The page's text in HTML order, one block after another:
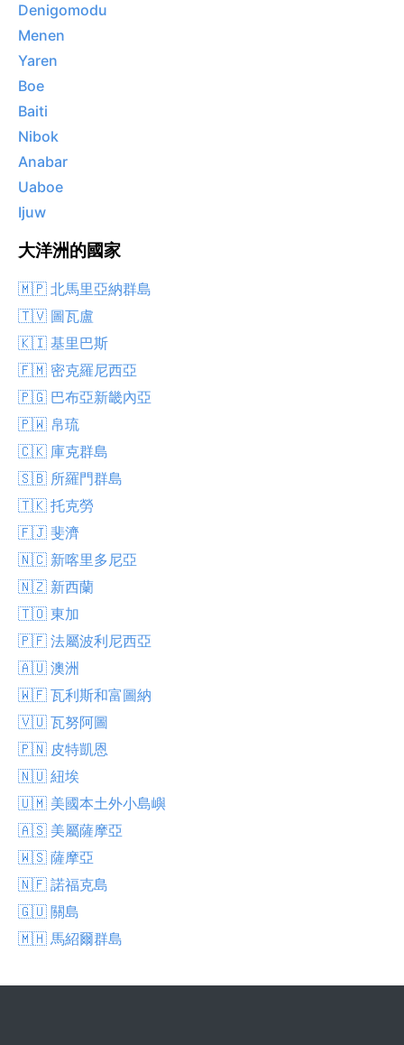
Denigomodu
Menen
Yaren
Boe
Baiti
Nibok
Anabar
Uaboe
Ijuw
大洋洲的國家
🇲🇵 北馬里亞納群島
🇹🇻 圖瓦盧
🇰🇮 基里巴斯
🇫🇲 密克羅尼西亞
🇵🇬 巴布亞新畿內亞
🇵🇼 帛琉
🇨🇰 庫克群島
🇸🇧 所羅門群島
🇹🇰 托克勞
🇫🇯 斐濟
🇳🇨 新喀里多尼亞
🇳🇿 新西蘭
🇹🇴 東加
🇵🇫 法屬波利尼西亞
🇦🇺 澳洲
🇼🇫 瓦利斯和富圖納
🇻🇺 瓦努阿圖
🇵🇳 皮特凱恩
🇳🇺 紐埃
🇺🇲 美國本土外小島嶼
🇦🇸 美屬薩摩亞
🇼🇸 薩摩亞
🇳🇫 諾福克島
🇬🇺 關島
🇲🇭 馬紹爾群島